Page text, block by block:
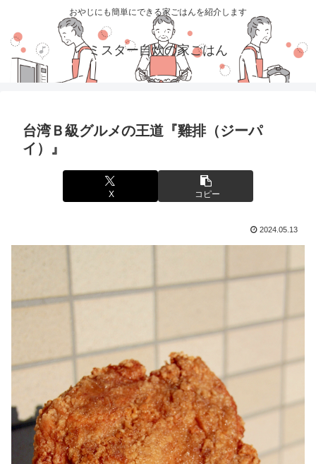
おやじにも簡単にできる家ごはんを紹介します
ミスター自炊の家ごはん
台湾Ｂ級グルメの王道『雞排（ジーパ
イ）』
X コピー
2024.05.13